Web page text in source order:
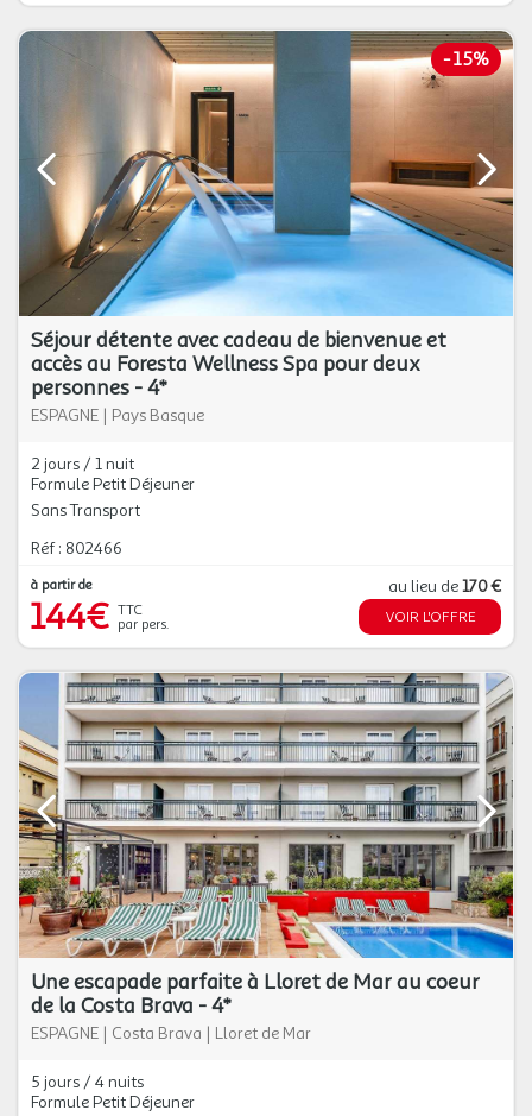
-15%
Séjour détente avec cadeau de bienvenue et
accès au Foresta Wellness Spa pour deux
personnes - 4*
ESPAGNE | Pays Basque
2 jours / 1 nuit
Formule Petit Déjeuner
Sans Transport
Réf : 802466
à partir de
144€ TTC
par pers.
au lieu de170 €
VOIR L'OFFRE
Une escapade parfaite à Lloret de Mar au coeur
de la Costa Brava - 4*
ESPAGNE | Costa Brava | Lloret de Mar
5 jours / 4 nuits
Formule Petit Déjeuner